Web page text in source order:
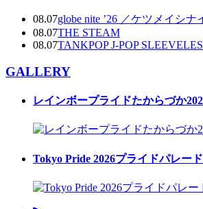
08.07globe nite ’26 ／ケツメイシナ
08.07THE STEAM
08.07TANKPOP J-POP
GALLERY
レインボープライドたからづか
Tokyo Pride 2026プライドパレード